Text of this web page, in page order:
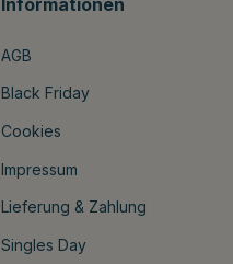
Informationen
AGB
Black Friday
Cookies
Impressum
Lieferung & Zahlung
Singles Day